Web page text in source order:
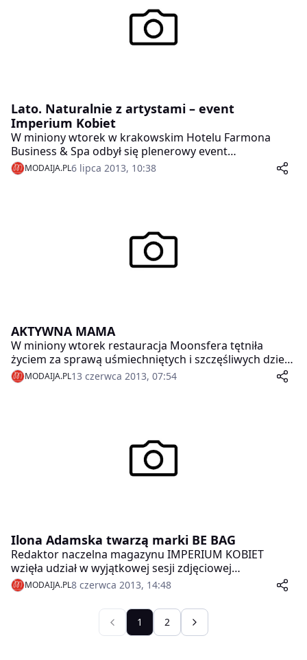
Lato. Naturalnie z artystami – event
Imperium Kobiet
W miniony wtorek w krakowskim Hotelu Farmona
Business & Spa odbył się plenerowy event
organizowany przez magazyn Imperium Kobiet pt.
„Lato. Naturalnie z artystami„.
MODAIJA.PL6 lipca 2013, 10:38
AKTYWNA MAMA
W miniony wtorek restauracja Moonsfera tętniła
życiem za sprawą uśmiechniętych i szczęśliwych dzieci,
które tłumnie zjawiły się wraz ze swoimi mamami na
evencie pod hasłem AKTYWNA MAMA
MODAIJA.PL13 czerwca 2013, 07:54
Ilona Adamska twarzą marki BE BAG
Redaktor naczelna magazynu IMPERIUM KOBIET
wzięła udział w wyjątkowej sesji zdjęciowej
reklamującej najnowszą kolekcję marki BE BAG.
MODAIJA.PL8 czerwca 2013, 14:48
1 2